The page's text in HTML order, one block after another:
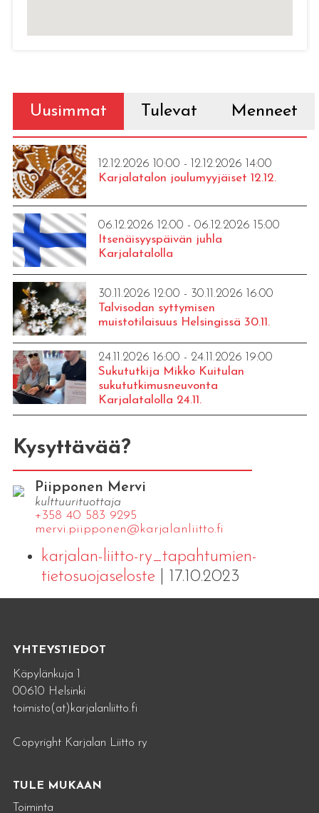
Uusimmat Tulevat Menneet
12.12.2026 10:00 - 12.12.2026 14:00
Karjalatalon joulumyyjäiset 12.12.
06.12.2026 12:00 - 06.12.2026 15:00
Itsenäisyyspäivän juhla
Karjalatalolla
30.11.2026 12:00 - 30.11.2026 16:00
Talvisodan syttymisen
muistotilaisuus Helsingissä 30.11.
24.11.2026 16:00 - 24.11.2026 19:00
Sukututkija Mikko Kuitulan
sukututkimusneuvonta
Karjalatalolla 24.11.
Kysyttävää?
Piipponen Mervi
kulttuurituottaja
+358 40 583 9295
mervi.​piipponen@​kar​jala​nlii​tto.​fi
karjalan-liitto-ry_tapahtumien-
tietosuojaseloste| 17.10.2023
YHTEYSTIEDOT
Käpylänkuja 1
00610 Helsinki
toimisto(at)karjalanliitto.fi
Copyright Karjalan Liitto ry
TULE MUKAAN
Toiminta